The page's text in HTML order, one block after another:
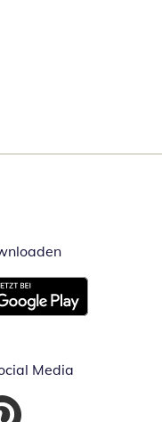
Öffnet in
neuem Fenster
Media